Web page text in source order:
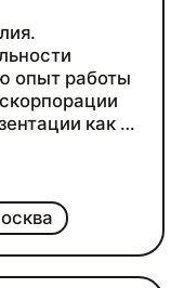
опыт работы
как по